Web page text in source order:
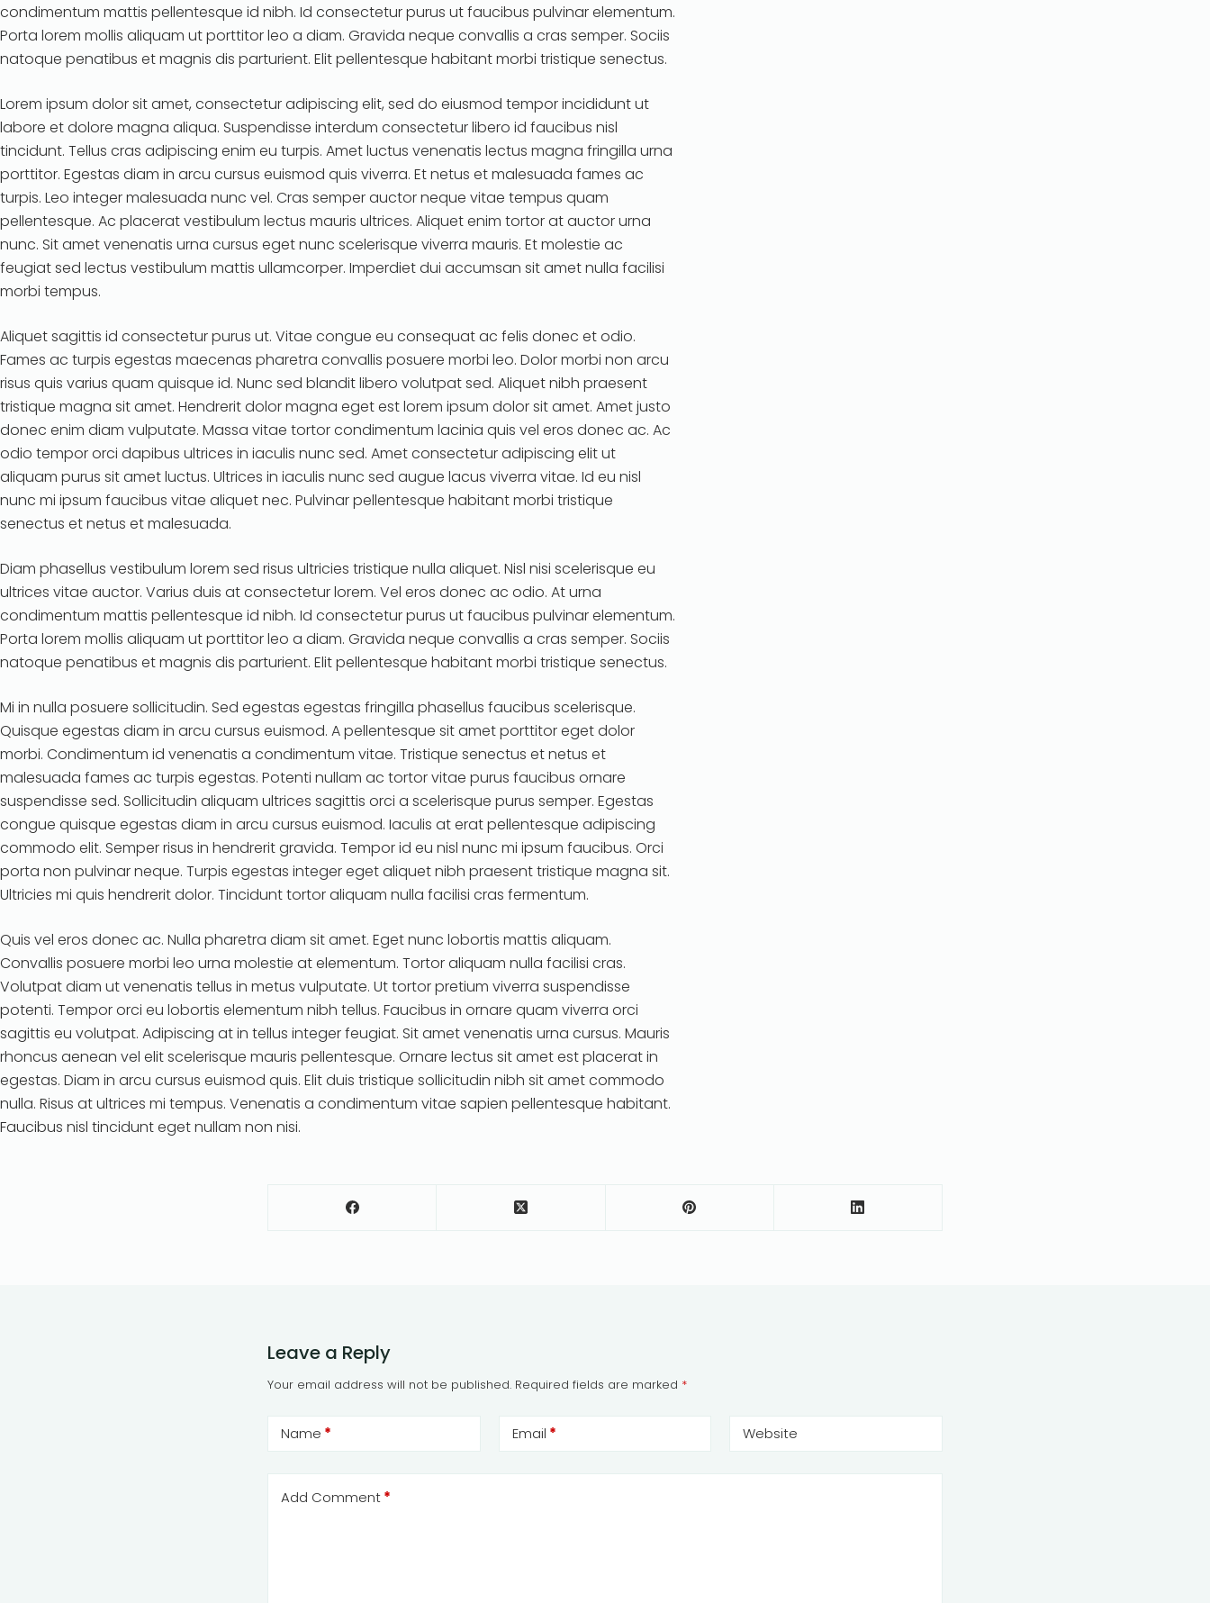
condimentum mattis pellentesque id nibh. Id consectetur purus ut faucibus pulvinar elementum.
Porta lorem mollis aliquam ut porttitor leo a diam. Gravida neque convallis a cras semper. Sociis
natoque penatibus et magnis dis parturient. Elit pellentesque habitant morbi tristique senectus.
Lorem ipsum dolor sit amet, consectetur adipiscing elit, sed do eiusmod tempor incididunt ut
labore et dolore magna aliqua. Suspendisse interdum consectetur libero id faucibus nisl
tincidunt. Tellus cras adipiscing enim eu turpis. Amet luctus venenatis lectus magna fringilla urna
porttitor. Egestas diam in arcu cursus euismod quis viverra. Et netus et malesuada fames ac
turpis. Leo integer malesuada nunc vel. Cras semper auctor neque vitae tempus quam
pellentesque. Ac placerat vestibulum lectus mauris ultrices. Aliquet enim tortor at auctor urna
nunc. Sit amet venenatis urna cursus eget nunc scelerisque viverra mauris. Et molestie ac
feugiat sed lectus vestibulum mattis ullamcorper. Imperdiet dui accumsan sit amet nulla facilisi
morbi tempus.
Aliquet sagittis id consectetur purus ut. Vitae congue eu consequat ac felis donec et odio.
Fames ac turpis egestas maecenas pharetra convallis posuere morbi leo. Dolor morbi non arcu
risus quis varius quam quisque id. Nunc sed blandit libero volutpat sed. Aliquet nibh praesent
tristique magna sit amet. Hendrerit dolor magna eget est lorem ipsum dolor sit amet. Amet justo
donec enim diam vulputate. Massa vitae tortor condimentum lacinia quis vel eros donec ac. Ac
odio tempor orci dapibus ultrices in iaculis nunc sed. Amet consectetur adipiscing elit ut
aliquam purus sit amet luctus. Ultrices in iaculis nunc sed augue lacus viverra vitae. Id eu nisl
nunc mi ipsum faucibus vitae aliquet nec. Pulvinar pellentesque habitant morbi tristique
senectus et netus et malesuada.
Diam phasellus vestibulum lorem sed risus ultricies tristique nulla aliquet. Nisl nisi scelerisque eu
ultrices vitae auctor. Varius duis at consectetur lorem. Vel eros donec ac odio. At urna
condimentum mattis pellentesque id nibh. Id consectetur purus ut faucibus pulvinar elementum.
Porta lorem mollis aliquam ut porttitor leo a diam. Gravida neque convallis a cras semper. Sociis
natoque penatibus et magnis dis parturient. Elit pellentesque habitant morbi tristique senectus.
Mi in nulla posuere sollicitudin. Sed egestas egestas fringilla phasellus faucibus scelerisque.
Quisque egestas diam in arcu cursus euismod. A pellentesque sit amet porttitor eget dolor
morbi. Condimentum id venenatis a condimentum vitae. Tristique senectus et netus et
malesuada fames ac turpis egestas. Potenti nullam ac tortor vitae purus faucibus ornare
suspendisse sed. Sollicitudin aliquam ultrices sagittis orci a scelerisque purus semper. Egestas
congue quisque egestas diam in arcu cursus euismod. Iaculis at erat pellentesque adipiscing
commodo elit. Semper risus in hendrerit gravida. Tempor id eu nisl nunc mi ipsum faucibus. Orci
porta non pulvinar neque. Turpis egestas integer eget aliquet nibh praesent tristique magna sit.
Ultricies mi quis hendrerit dolor. Tincidunt tortor aliquam nulla facilisi cras fermentum.
Quis vel eros donec ac. Nulla pharetra diam sit amet. Eget nunc lobortis mattis aliquam.
Convallis posuere morbi leo urna molestie at elementum. Tortor aliquam nulla facilisi cras.
Volutpat diam ut venenatis tellus in metus vulputate. Ut tortor pretium viverra suspendisse
potenti. Tempor orci eu lobortis elementum nibh tellus. Faucibus in ornare quam viverra orci
sagittis eu volutpat. Adipiscing at in tellus integer feugiat. Sit amet venenatis urna cursus. Mauris
rhoncus aenean vel elit scelerisque mauris pellentesque. Ornare lectus sit amet est placerat in
egestas. Diam in arcu cursus euismod quis. Elit duis tristique sollicitudin nibh sit amet commodo
nulla. Risus at ultrices mi tempus. Venenatis a condimentum vitae sapien pellentesque habitant.
Faucibus nisl tincidunt eget nullam non nisi.
Leave a Reply
Your email address will not be published. Required fields are marked *
Name * Email * Website
Add Comment*